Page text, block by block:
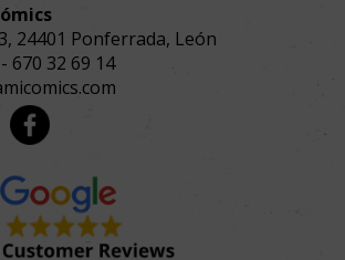
, 24401 Ponferrada, León
- 670 32 69 14